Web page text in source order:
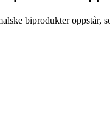
biprodukter oppstår,